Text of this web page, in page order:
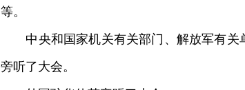
等。
中央和国家机关有关部门、解放军有关
旁听了大会。